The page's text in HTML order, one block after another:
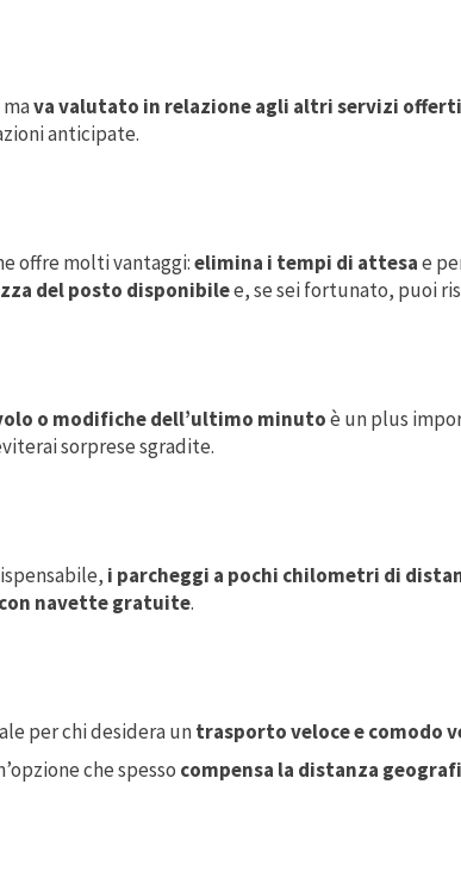
va valutato in relazione agli altri servizi offerti
anticipate.
offre molti vantaggi:elimina i tempi di attesae
del posto disponibilee, se sei fortunato, puoi
o modifiche dell’ultimo minutoè un plus
sorprese sgradite.
i parcheggi a pochi chilometri di
navette gratuite.
per chi desidera untrasporto veloce e comodo
che spesso compensa la distanza